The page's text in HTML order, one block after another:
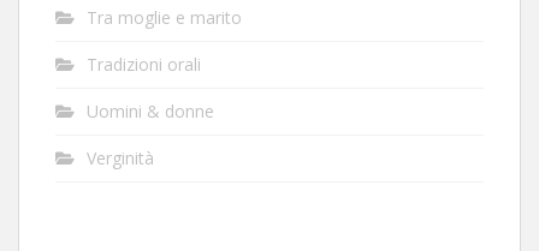
Tra moglie e marito
Tradizioni orali
Uomini & donne
Verginità